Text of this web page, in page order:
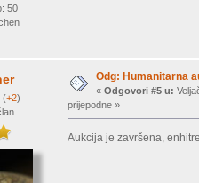
50
(+2)
Odg: Humanitarna
« Odgovori #5 u:
prijepodne »
Aukcija je završena,